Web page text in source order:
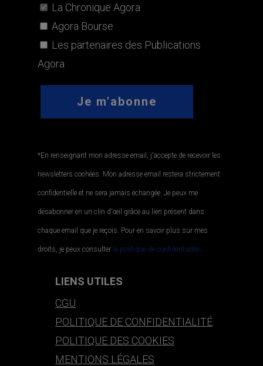
La Chronique Agora
Agora Bourse
Les partenaires des Publications
Agora
*En renseignant mon adresse email, j'accepte de recevoir les
newsletters cochées. Mon adresse email restera strictement
confidentielle et ne sera jamais échangée. Je peux me
désabonner en un clin d'œil grâce au lien présent dans
chaque email que je reçois. Pour en savoir plus sur mes
droits, je peux consulter la politique de confidentialité.
LIENS UTILES
CGU
POLITIQUE DE CONFIDENTIALITÉ
POLITIQUE DES COOKIES
MENTIONS LÉGALES